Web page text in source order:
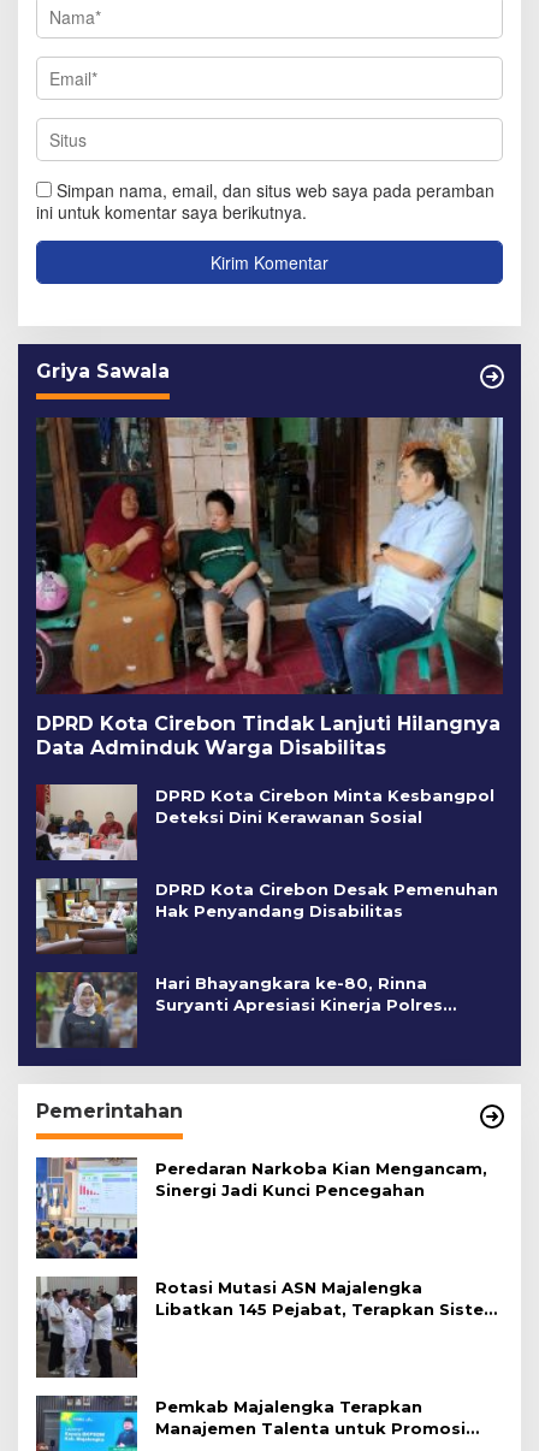
Simpan nama, email, dan situs web saya pada peramban
ini untuk komentar saya berikutnya.
Griya Sawala
DPRD Kota Cirebon Tindak Lanjuti Hilangnya
Data Adminduk Warga Disabilitas
DPRD Kota Cirebon Minta Kesbangpol
Deteksi Dini Kerawanan Sosial
DPRD Kota Cirebon Desak Pemenuhan
Hak Penyandang Disabilitas
Hari Bhayangkara ke-80, Rinna
Suryanti Apresiasi Kinerja Polres
Pemerintahan
Peredaran Narkoba Kian Mengancam,
Sinergi Jadi Kunci Pencegahan
Rotasi Mutasi ASN Majalengka
Libatkan 145 Pejabat, Terapkan Sistem
Pemkab Majalengka Terapkan
Manajemen Talenta untuk Promosi